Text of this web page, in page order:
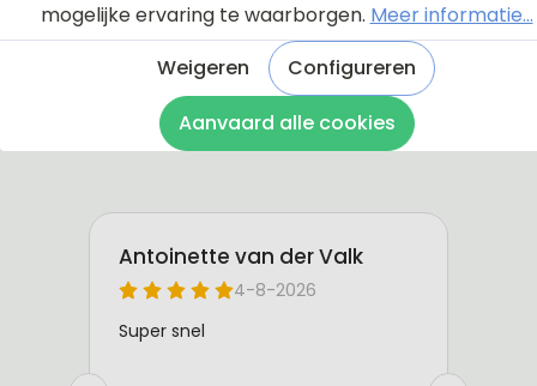
Bekijk de instructie
mogelijke ervaring te waarborgen. Meer informatie...
Weigeren
Configureren
Aanvaard alle cookies